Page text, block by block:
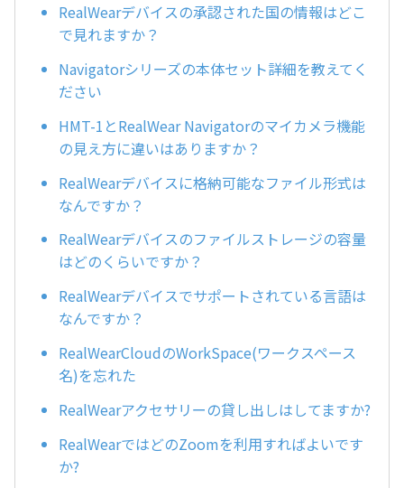
RealWearデバイスの承認された国の情報はどこ
で見れますか？
Navigatorシリーズの本体セット詳細を教えてく
ださい
HMT-1とRealWear Navigatorのマイカメラ機能
の見え方に違いはありますか？
RealWearデバイスに格納可能なファイル形式は
なんですか？
RealWearデバイスのファイルストレージの容量
はどのくらいですか？
RealWearデバイスでサポートされている言語は
なんですか？
RealWearCloudのWorkSpace(ワークスペース
名)を忘れた
RealWearアクセサリーの貸し出しはしてますか?
RealWearではどのZoomを利用すればよいです
か?